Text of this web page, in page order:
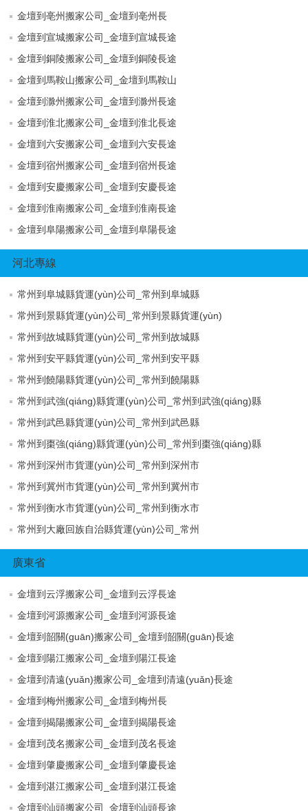
金壇到亳州搬家公司_金壇到亳州長
金壇到宣城搬家公司_金壇到宣城長途
金壇到銅陵搬家公司_金壇到銅陵長途
金壇到馬鞍山搬家公司_金壇到馬鞍山
金壇到滁州搬家公司_金壇到滁州長途
金壇到淮北搬家公司_金壇到淮北長途
金壇到六安搬家公司_金壇到六安長途
金壇到宿州搬家公司_金壇到宿州長途
金壇到安慶搬家公司_金壇到安慶長途
金壇到淮南搬家公司_金壇到淮南長途
金壇到阜陽搬家公司_金壇到阜陽長途
河北專線
常州到阜城縣貨運(yùn)公司_常州到阜城縣
常州到景縣貨運(yùn)公司_常州到景縣貨運(yùn)
常州到故城縣貨運(yùn)公司_常州到故城縣
常州到安平縣貨運(yùn)公司_常州到安平縣
常州到饒陽縣貨運(yùn)公司_常州到饒陽縣
常州到武強(qiáng)縣貨運(yùn)公司_常州到武強(qiáng)縣
常州到武邑縣貨運(yùn)公司_常州到武邑縣
常州到棗強(qiáng)縣貨運(yùn)公司_常州到棗強(qiáng)縣
常州到深州市貨運(yùn)公司_常州到深州市
常州到冀州市貨運(yùn)公司_常州到冀州市
常州到衡水市貨運(yùn)公司_常州到衡水市
常州到大廠回族自治縣貨運(yùn)公司_常州
廣東省
金壇到云浮搬家公司_金壇到云浮長途
金壇到河源搬家公司_金壇到河源長途
金壇到韶關(guān)搬家公司_金壇到韶關(guān)長途
金壇到陽江搬家公司_金壇到陽江長途
金壇到清遠(yuǎn)搬家公司_金壇到清遠(yuǎn)長途
金壇到梅州搬家公司_金壇到梅州長
金壇到揭陽搬家公司_金壇到揭陽長途
金壇到茂名搬家公司_金壇到茂名長途
金壇到肇慶搬家公司_金壇到肇慶長途
金壇到湛江搬家公司_金壇到湛江長途
金壇到汕頭搬家公司_金壇到汕頭長途